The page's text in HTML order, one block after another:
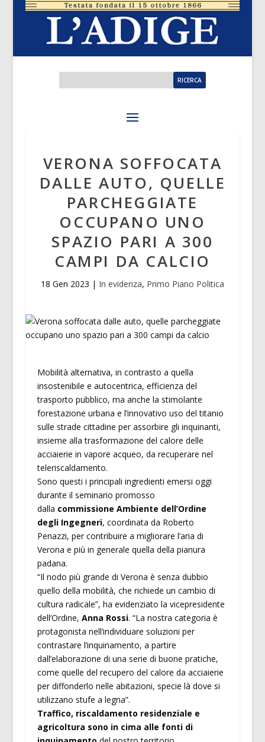
VERONA SOFFOCATA
DALLE AUTO, QUELLE
PARCHEGGIATE
OCCUPANO UNO
SPAZIO PARI A 300
CAMPI DA CALCIO
18 Gen 2023 | In evidenza, Primo Piano Politica
Mobilità alternativa, in contrasto a quella
insostenibile e autocentrica, efficienza del
trasporto pubblico, ma anche la stimolante
forestazione urbana e l’innovativo uso del titanio
sulle strade cittadine per assorbire gli inquinanti,
insieme alla trasformazione del calore delle
acciaierie in vapore acqueo, da recuperare nel
teleriscaldamento.
Sono questi i principali ingredienti emersi oggi
durante il seminario promosso
dalla commissione Ambiente dell’Ordine
degli Ingegneri, coordinata da Roberto
Penazzi, per contribuire a migliorare l’aria di
Verona e più in generale quella della pianura
padana.
“Il nodo più grande di Verona è senza dubbio
quello della mobilità, che richiede un cambio di
cultura radicale”, ha evidenziato la vicepresidente
dell’Ordine, Anna Rossi. “La nostra categoria è
protagonista nell’individuare soluzioni per
contrastare l’inquinamento, a partire
dall’elaborazione di una serie di buone pratiche,
come quelle del recupero del calore da acciaierie
per diffonderlo nelle abitazioni, specie là dove si
utilizzano stufe a legna”.
Traffico, riscaldamento residenziale e
agricoltura sono in cima alle fonti di